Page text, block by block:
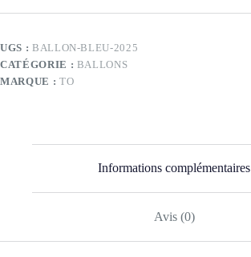
UGS : BALLON-BLEU-2025
CATÉGORIE : BALLONS
MARQUE : TO
Informations complémentaires
Avis (0)